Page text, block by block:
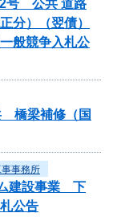
号 公共 道路
分）（翌債）
般競争入札公
橋梁補修（国
事務所
建設事業 下
公告